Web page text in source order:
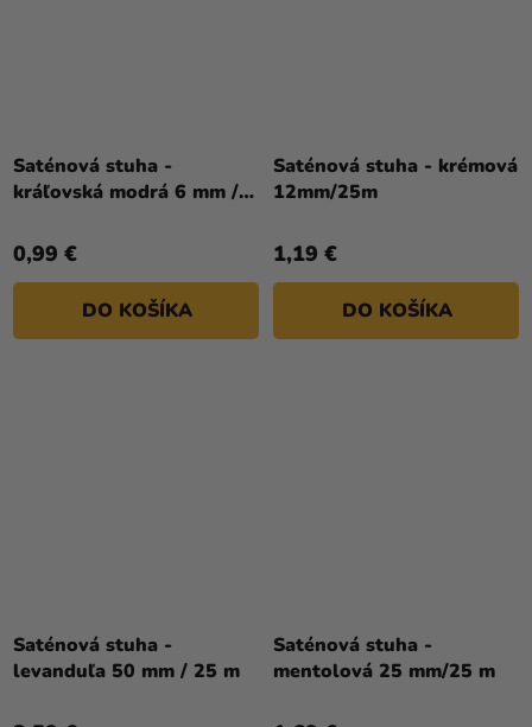
Saténová stuha -
kráľovská modrá 6 mm /
0,99 €
DO KOŠÍKA
Saténová stuha - krémová
12mm/25m
1,19 €
DO KOŠÍKA
Saténová stuha -
levanduľa 50 mm / 25 m
Saténová stuha -
mentolová 25 mm/25 m